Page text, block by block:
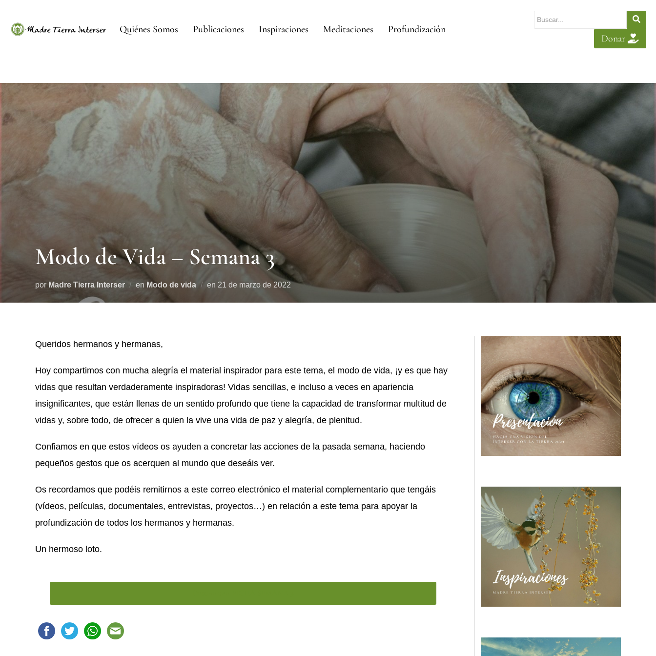
Quiénes Somos Publicaciones Inspiraciones Meditaciones Profundización
Donar
Modo de Vida – Semana 3
por Madre Tierra Interser en Modo de vida en 21 de marzo de 2022
Queridos hermanos y hermanas,
Hoy compartimos con mucha alegría el material inspirador para este tema, el modo de vida, ¡y es que hay
vidas que resultan verdaderamente inspiradoras! Vidas sencillas, e incluso a veces en apariencia
insignificantes, que están llenas de un sentido profundo que tiene la capacidad de transformar multitud de
vidas y, sobre todo, de ofrecer a quien la vive una vida de paz y alegría, de plenitud.
Confiamos en que estos vídeos os ayuden a concretar las acciones de la pasada semana, haciendo
pequeños gestos que os acerquen al mundo que deseáis ver.
Os recordamos que podéis remitirnos a este correo electrónico el material complementario que tengáis
(vídeos, películas, documentales, entrevistas, proyectos…) en relación a este tema para apoyar la
profundización de todos los hermanos y hermanas.
Un hermoso loto.